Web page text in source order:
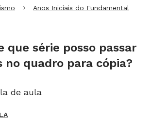
Anos Iniciais do Fundamental
que série posso passar
no quadro para cópia?
de aula